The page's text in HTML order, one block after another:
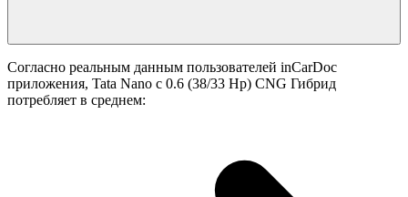
Согласно реальным данным пользователей inCarDoc
приложения, Tata Nano с 0.6 (38/33 Hp) CNG Гибрид
потребляет в среднем: